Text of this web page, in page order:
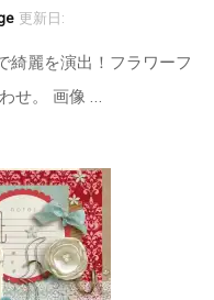
更新日:
麗を演出！フラワーフ
せ。 画像 …